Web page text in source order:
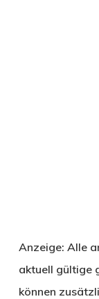
Anzeige: Alle
aktuell gültige
können